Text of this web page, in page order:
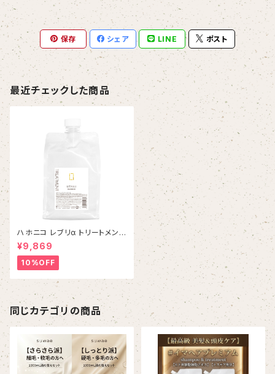
保存 シェア LINE ポスト
最近チェックした商品
ハホニコ レブリα トリートメント
1000g ￥9,960(税抜)
¥9,869
10%OFF
同じカテゴリの商品